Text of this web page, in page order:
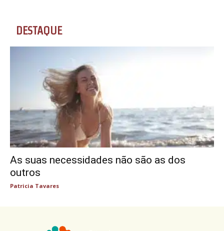
DESTAQUE
As suas necessidades não são as dos
outros
Patricia Tavares